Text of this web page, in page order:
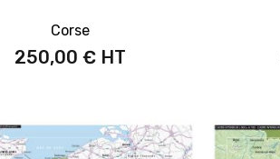
Corse
250,00 €